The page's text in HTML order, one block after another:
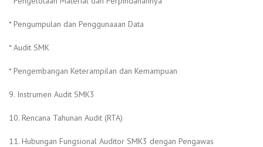
* Pengumpulan dan Penggunaaan Data
* Audit SMK
* Pengembangan Keterampilan dan Kemampuan
9. Instrumen Audit SMK3
10. Rencana Tahunan Audit (RTA)
11. Hubungan Fungsional Auditor SMK3 dengan Pengawas